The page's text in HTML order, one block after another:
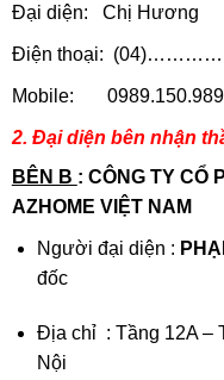
Đại diện: Chị
Điện thoại:
Mobile: 0989.150.989
2. Đại diện bên nhận
BÊN B : CÔNG TY CỔ
AZHOME VIỆT NAM
Người đại diện :
đốc
Địa chỉ : Tầng 12A –
Nội